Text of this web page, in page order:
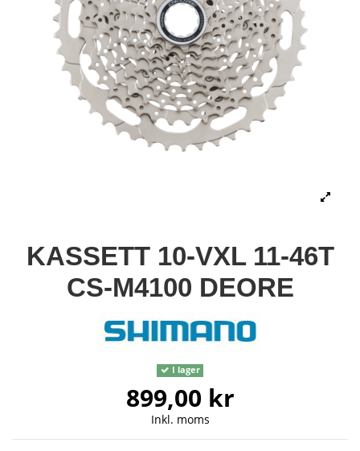
KASSETT 10-VXL 11-46T
CS-M4100 DEORE
I lager
899,00 kr
Inkl. moms